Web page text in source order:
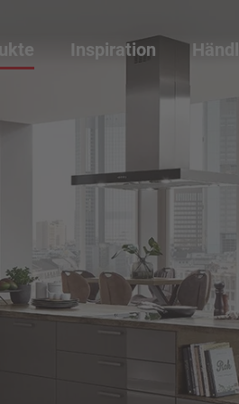
Inspiration